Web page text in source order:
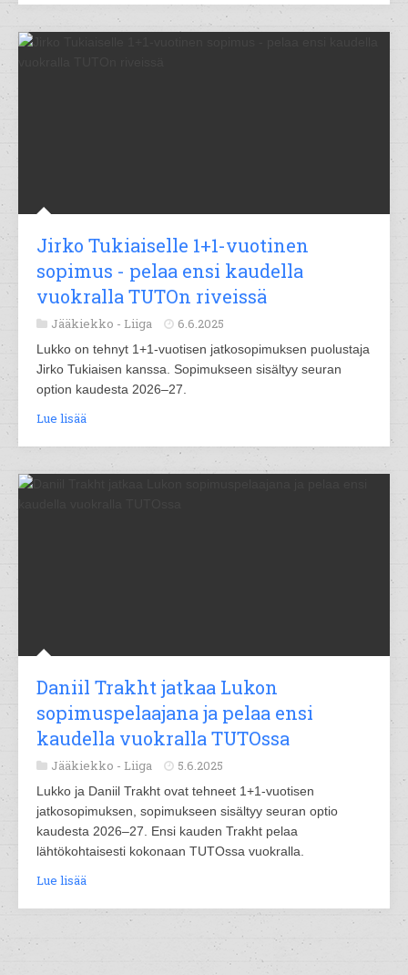
Jirko Tukiaiselle 1+1-vuotinen
sopimus - pelaa ensi kaudella
vuokralla TUTOn riveissä
Jääkiekko - Liiga 6.6.2025
Lukko on tehnyt 1+1-vuotisen jatkosopimuksen puolustaja
Jirko Tukiaisen kanssa. Sopimukseen sisältyy seuran
option kaudesta 2026–27.
Lue lisää
Daniil Trakht jatkaa Lukon
sopimuspelaajana ja pelaa ensi
kaudella vuokralla TUTOssa
Jääkiekko - Liiga 5.6.2025
Lukko ja Daniil Trakht ovat tehneet 1+1-vuotisen
jatkosopimuksen, sopimukseen sisältyy seuran optio
kaudesta 2026–27. Ensi kauden Trakht pelaa
lähtökohtaisesti kokonaan TUTOssa vuokralla.
Lue lisää